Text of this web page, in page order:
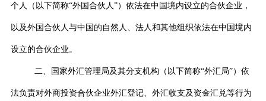
个人（以下简称“外国合伙人”）依法在中国境内设立的合伙企业，
以及外国合伙人与中国的自然人、法人和其他组织依法在中国境内
设立的合伙企业。
二、国家外汇管理局及其分支机构（以下简称“外汇局”）依
法负责对外商投资合伙企业外汇登记、外汇收支及资金汇兑等行为